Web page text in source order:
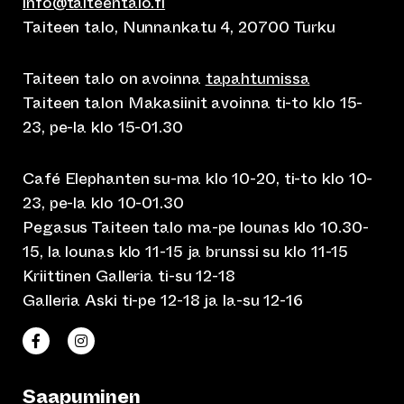
Taiteen talo, Nunnankatu 4, 20700 Turku
Taiteen talo on avoinnatapahtumissa
Taiteen talon Makasiinit avoinna ti-to klo 15-
23, pe-la klo 15-01.30
Café Elephanten su-ma klo 10-20, ti-to klo 10-
23, pe-la klo 10-01.30
Pegasus Taiteen talo ma-pe lounas klo 10.30-
15, la lounas klo 11-15 ja brunssi su klo 11-15
Kriittinen Galleria ti-su 12-18
Galleria Aski ti-pe 12-18 ja la-su 12-16
Taiteen talo Facebookissa
(siirtyy toiseen verkkopalveluun)
Taiteen talo Instagramissa
(siirtyy toiseen verkkopalveluun)
Saapuminen